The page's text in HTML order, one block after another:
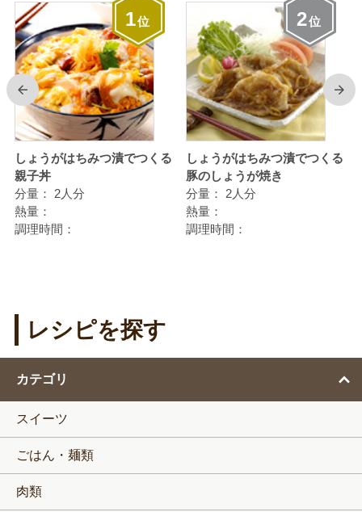
前
1位
しょうがはちみつ漬でつくる
親子丼
分量：
2人分
熱量：
調理時間：
2位
しょうがはちみつ漬でつくる
豚のしょうが焼き
分量：
2人分
熱量：
調理時間：
次
レシピを探す
カテゴリ
スイーツ
ごはん・麺類
肉類